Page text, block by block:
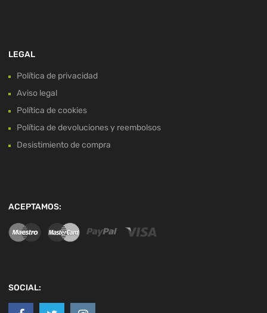
LEGAL
Política de privacidad
Aviso legal
Política de cookies
Política de devoluciones y reembolsos
Desistimiento de compra
ACEPTAMOS:
SOCIAL: